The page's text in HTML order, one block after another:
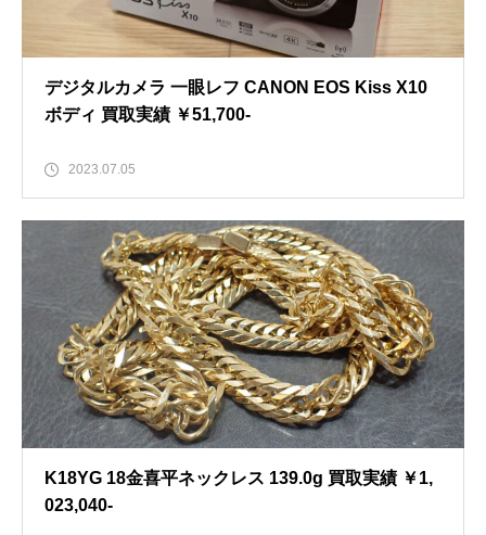
デジタルカメラ 一眼レフ CANON EOS Kiss X10
ボディ 買取実績 ￥51,700-
2023.07.05
K18YG 18金喜平ネックレス 139.0g 買取実績 ￥1,
023,040-